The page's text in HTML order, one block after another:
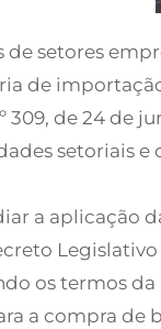
de setores
de
309, de 24 de
setoriais e
a aplicação
Legislativo
os termos
a compra de